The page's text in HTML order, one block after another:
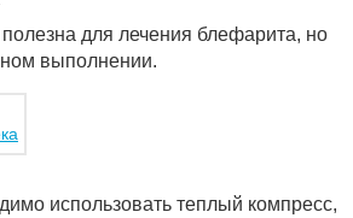
полезна для лечения блефарита, но
выполнении.
использовать теплый компресс,